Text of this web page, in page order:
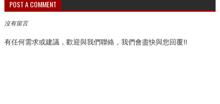
POST A COMMENT
沒有留言
有任何需求或建議，歡迎與我們聯絡，我們會盡快與您回覆!!